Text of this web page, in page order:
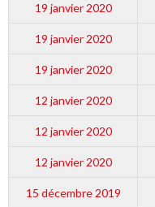
19 janvier 2020
19 janvier 2020
19 janvier 2020
12 janvier 2020
12 janvier 2020
12 janvier 2020
15 décembre 2019